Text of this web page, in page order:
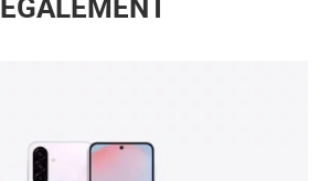
ÉGALEMENT